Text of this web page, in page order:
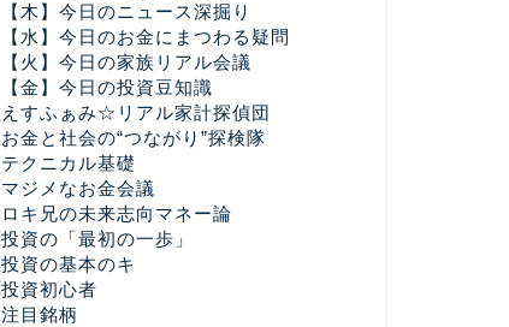
【木】今日のニュース深掘り
【水】今日のお金にまつわる疑問
【火】今日の家族リアル会議
【金】今日の投資豆知識
えすふぁみ☆リアル家計探偵団
お金と社会の“つながり”探検隊
テクニカル基礎
マジメなお金会議
ロキ兄の未来志向マネー論
投資の「最初の一歩」
投資の基本のキ
投資初心者
注目銘柄